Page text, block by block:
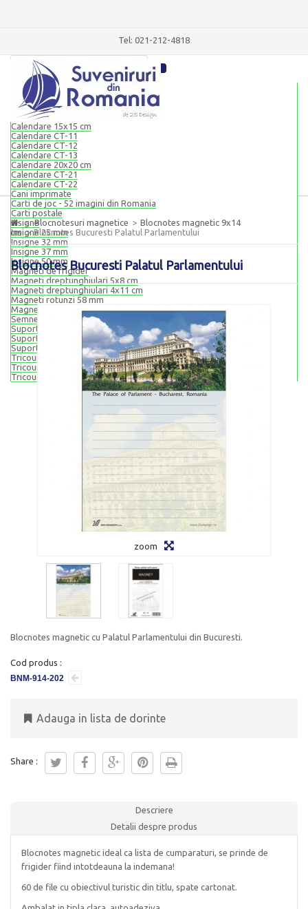
Tel: 021-212-4818
Blocnotesuri magnetice
Blocnotes magnetic 9x14 cm
Blocnotes magnetic 8x20 cm
Calendare
Calendare 15x15 cm
Calendare CT-11
Calendare CT-12
Calendare CT-13
Calendare 20x20 cm
Calendare CT-21
Calendare CT-22
Cani imprimate
Carti de joc - 52 imagini din Romania
Carti postale
Insigne
Insigne 25 mm
Insigne 32 mm
Insigne 37 mm
Insigne 50 mm
Magneti de frigider
Magneti dreptunghiulari 5x8 cm
Magneti dreptunghiulari 4x11 cm
Magneti rotunzi 58 mm
Magneti rotunzi 65 mm
Semne de carte
Suporturi pentru pahare (din pluta)
Suport pahare - set 4 buc
Suport pahare - set 6 buc
Tricouri suvenir
Tricouri adulti
Tricouri copii
> Blocnotesuri magnetice > Blocnotes magnetic 9x14
cm > Blocnotes Bucuresti Palatul Parlamentului
Blocnotes Bucuresti Palatul Parlamentului
zoom
Blocnotes magnetic cu Palatul Parlamentului din Bucuresti.
Cod produs :
BNM-914-202
Adauga in lista de dorinte
Share :
Descriere
Detalii despre produs
Blocnotes magnetic ideal ca lista de cumparaturi, se prinde de
frigider fiind intotdeauna la indemana!
60 de file cu obiectivul turistic din titlu, spate cartonat.